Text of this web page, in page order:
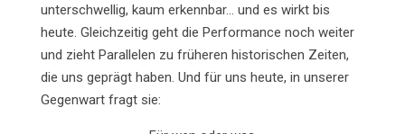
unterschwellig, kaum erkennbar… und es wirkt bis
heute. Gleichzeitig geht die Performance noch weiter
und zieht Parallelen zu früheren historischen Zeiten,
die uns geprägt haben. Und für uns heute, in unserer
Gegenwart fragt sie: